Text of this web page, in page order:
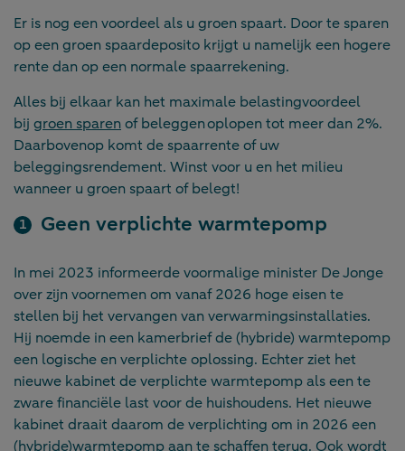
Er is nog een voordeel als u groen spaart. Door te sparen
op een groen spaardeposito krijgt u namelijk een hogere
rente dan op een normale spaarrekening.
Alles bij elkaar kan het maximale belastingvoordeel
bij groen sparenof beleggen oplopen tot meer dan 2%.
Daarbovenop komt de spaarrente of uw
beleggingsrendement. Winst voor u en het milieu
wanneer u groen spaart of belegt!
Geen verplichte warmtepomp
In mei 2023 informeerde voormalige minister De Jonge
over zijn voornemen om vanaf 2026 hoge eisen te
stellen bij het vervangen van verwarmingsinstallaties.
Hij noemde in een kamerbrief de (hybride) warmtepomp
een logische en verplichte oplossing. Echter ziet het
nieuwe kabinet de verplichte warmtepomp als een te
zware financiële last voor de huishoudens. Het nieuwe
kabinet draait daarom de verplichting om in 2026 een
(hybride)warmtepomp aan te schaffen terug. Ook wordt